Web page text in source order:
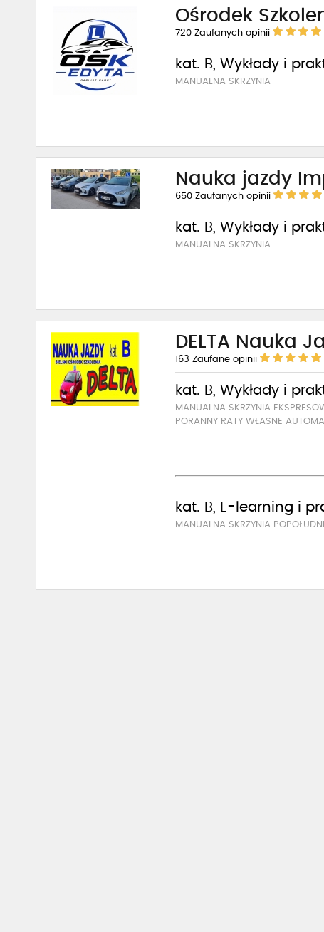
Ośrodek
720 Zaufanych opinii
kat. B, Wykłady i
MANUALNA SKRZYNIA
Nauka jazdy
650 Zaufanych opinii
kat. B, Wykłady i
MANUALNA SKRZYNIA
DELTA Nauka
163 Zaufane opinii
kat. B, Wykłady i
MANUALNA SKRZYNIA
PORANNY RATY WŁASNE
kat. B, E-learning i
MANUALNA SKRZYNIA